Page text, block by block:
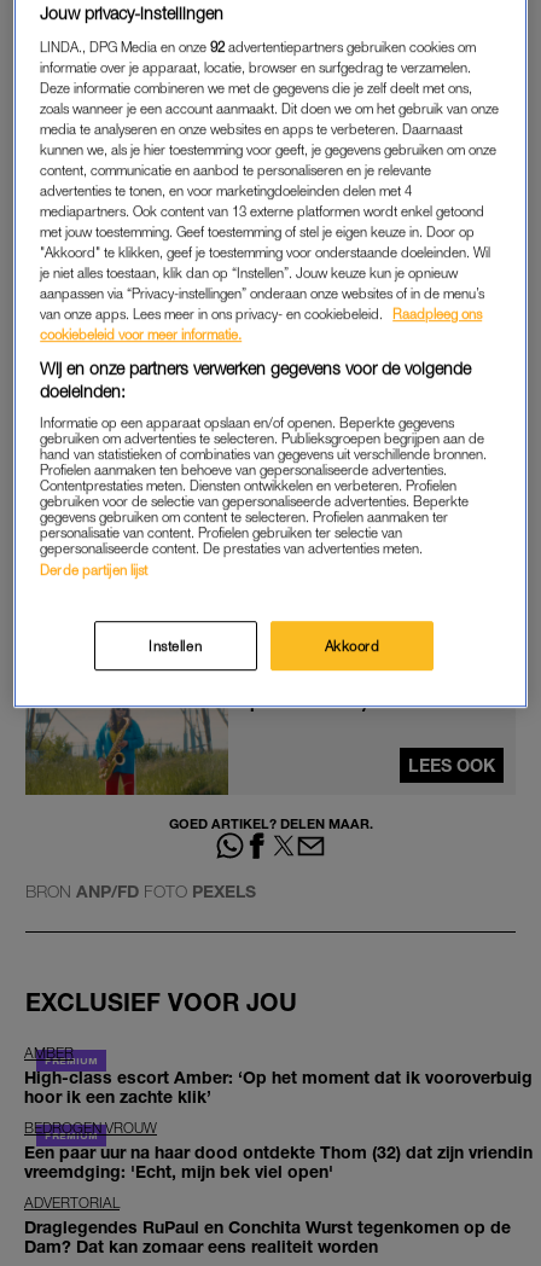
(GTS) op basis van eigen onderzoek, meldt het
‘Financieel Dagblad’.
Verschillende landen in Europa zijn bang dat Rusland de
toevoer van gas stillegt, waardoor zij deels zonder energie
komen te zitten.
‘GEEN GASCRISIS’
GTS is de eigenaar en beheerder van het gastransportnet in
Nederland en adviseert over de leveringszekerheid van gas.
Zelfs wanneer Duitsland een gascrisis afkondigt en bij
Nederland aanklopt voor extra gas, zou dat in Nederland niet
tot tekorten leiden. Dat blijkt uit het onderzoek dat GTS op
eigen initiatief deed.
In gesprek metFDzegt GTS-directeur Bart Jan Hoevers niet te
verwachten dat de industrie komende winter noodgedwongen
afgeschakeld moet worden. Ook verwacht hij niet dat
Nederland meer gas in Groningen moet gaan winnen. Maar:
“Het blijft wel nodig om met elkaar op aardgas te besparen.”
portemonnee)
LEES OOK
GOED ARTIKEL? DELEN MAAR.
BRON ANP/FD FOTO PEXELS
EXCLUSIEF VOOR JOU
AMBER
High-class escort Amber: ‘Op het moment dat ik vooroverbuig
hoor ik een zachte klik’
BEDROGEN VROUW
Een paar uur na haar dood ontdekte Thom (32) dat zijn vriendin
vreemdging: 'Echt, mijn bek viel open'
ADVERTORIAL
Draglegendes RuPaul en Conchita Wurst tegenkomen op de
Dam? Dat kan zomaar eens realiteit worden
Jouw privacy-instellingen
LINDA., DPG Media en onze92 advertentiepartners gebruiken cookies om
informatie over je apparaat, locatie, browser en surfgedrag te verzamelen.
Deze informatie combineren we met de gegevens die je zelf deelt met ons,
zoals wanneer je een account aanmaakt. Dit doen we om het gebruik van onze
media te analyseren en onze websites en apps te verbeteren. Daarnaast
kunnen we, als je hier toestemming voor geeft, je gegevens gebruiken om onze
content, communicatie en aanbod te personaliseren en je relevante
advertenties te tonen, en voor marketingdoeleinden delen met 4
mediapartners. Ook content van 13 externe platformen wordt enkel getoond
met jouw toestemming. Geef toestemming of stel je eigen keuze in. Door op
"Akkoord" te klikken, geef je toestemming voor onderstaande doeleinden. Wil
je niet alles toestaan, klik dan op “Instellen”. Jouw keuze kun je opnieuw
aanpassen via “Privacy-instellingen” onderaan onze websites of in de menu’s
van onze apps. Lees meer in ons privacy- en cookiebeleid.
Raadpleeg ons
cookiebeleid voor meer informatie.
Wij en onze partners verwerken gegevens voor de volgende
doeleinden:
Informatie op een apparaat opslaan en/of openen. Beperkte gegevens
gebruiken om advertenties te selecteren. Publieksgroepen begrijpen aan de
hand van statistieken of combinaties van gegevens uit verschillende bronnen.
Profielen aanmaken ten behoeve van gepersonaliseerde advertenties.
Contentprestaties meten. Diensten ontwikkelen en verbeteren. Profielen
gebruiken voor de selectie van gepersonaliseerde advertenties. Beperkte
gegevens gebruiken om content te selecteren. Profielen aanmaken ter
personalisatie van content. Profielen gebruiken ter selectie van
gepersonaliseerde content. De prestaties van advertenties meten.
Derde partijen lijst
Instellen Akkoord